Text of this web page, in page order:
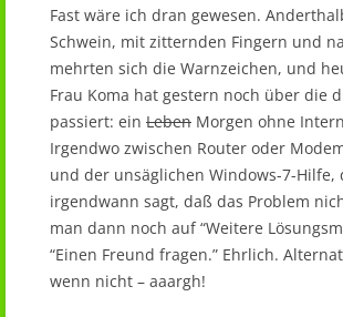
Fast wäre ich dran gewesen.
Schwein, mit zitternden Fingern und
mehrten sich die Warnzeichen, und
Frau Koma hat gestern noch über die
passiert: ein Leben Morgen ohne
Irgendwo zwischen Router oder
und der unsäglichen Windows-7-
irgendwann sagt, daß das Problem
man dann noch auf “Weitere
“Einen Freund fragen.” Ehrlich.
wenn nicht – aaargh!